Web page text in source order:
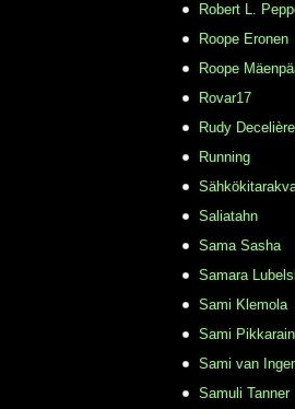
Robert L.
Roope Eronen
Roope
Rovar17
Rudy Decelière
Running
Saliatahn
Sama Sasha
Samara
Sami Klemola
Sami
Sami van
Samuli Tanner